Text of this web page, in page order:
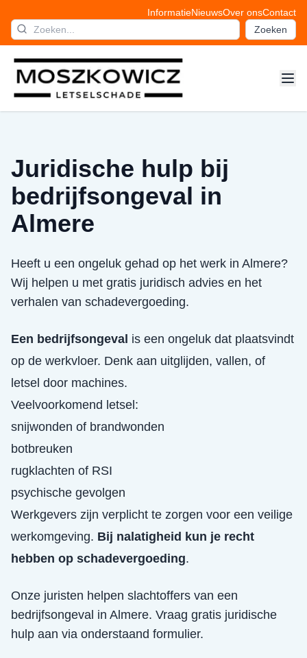
InformatieNieuwsOver onsContact
Zoeken
Juridische hulp bij
bedrijfsongeval in
Almere
Heeft u een ongeluk gehad op het werk in Almere?
Wij helpen u met gratis juridisch advies en het
verhalen van schadevergoeding.
Een bedrijfsongeval is een ongeluk dat plaatsvindt
op de werkvloer. Denk aan uitglijden, vallen, of
letsel door machines.
Veelvoorkomend letsel:
snijwonden of brandwonden
botbreuken
rugklachten of RSI
psychische gevolgen
Werkgevers zijn verplicht te zorgen voor een veilige
werkomgeving. Bij nalatigheid kun je recht
hebben op schadevergoeding.
Onze juristen helpen slachtoffers van een
bedrijfsongeval in Almere. Vraag gratis juridische
hulp aan via onderstaand formulier.